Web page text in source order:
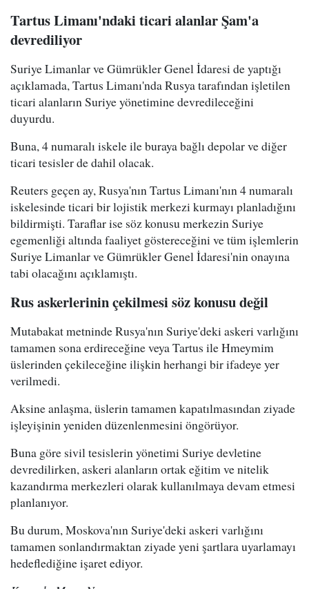
Tartus Limanı'ndaki ticari alanlar Şam'a
devrediliyor
Suriye Limanlar ve Gümrükler Genel İdaresi de yaptığı
açıklamada, Tartus Limanı'nda Rusya tarafından işletilen
ticari alanların Suriye yönetimine devredileceğini
duyurdu.
Buna, 4 numaralı iskele ile buraya bağlı depolar ve diğer
ticari tesisler de dahil olacak.
Reuters geçen ay, Rusya'nın Tartus Limanı'nın 4 numaralı
iskelesinde ticari bir lojistik merkezi kurmayı planladığını
bildirmişti. Taraflar ise söz konusu merkezin Suriye
egemenliği altında faaliyet göstereceğini ve tüm işlemlerin
Suriye Limanlar ve Gümrükler Genel İdaresi'nin onayına
tabi olacağını açıklamıştı.
Rus askerlerinin çekilmesi söz konusu değil
Mutabakat metninde Rusya'nın Suriye'deki askeri varlığını
tamamen sona erdireceğine veya Tartus ile Hmeymim
üslerinden çekileceğine ilişkin herhangi bir ifadeye yer
verilmedi.
Aksine anlaşma, üslerin tamamen kapatılmasından ziyade
işleyişinin yeniden düzenlenmesini öngörüyor.
Buna göre sivil tesislerin yönetimi Suriye devletine
devredilirken, askeri alanların ortak eğitim ve nitelik
kazandırma merkezleri olarak kullanılmaya devam etmesi
planlanıyor.
Bu durum, Moskova'nın Suriye'deki askeri varlığını
tamamen sonlandırmaktan ziyade yeni şartlara uyarlamayı
hedeflediğine işaret ediyor.